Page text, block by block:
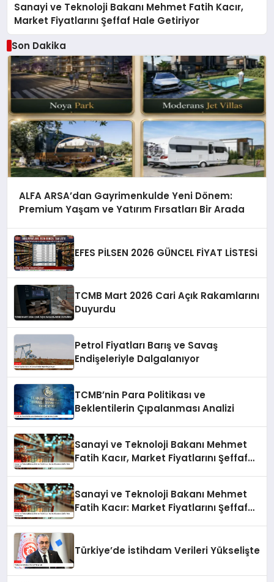
Sanayi ve Teknoloji Bakanı Mehmet Fatih Kacır,
Market Fiyatlarını Şeffaf Hale Getiriyor
Son Dakika
ALFA ARSA’dan Gayrimenkulde Yeni Dönem:
Premium Yaşam ve Yatırım Fırsatları Bir Arada
EFES PİLSEN 2026 GÜNCEL FİYAT LİSTESİ
TCMB Mart 2026 Cari Açık Rakamlarını
Duyurdu
Petrol Fiyatları Barış ve Savaş
Endişeleriyle Dalgalanıyor
TCMB’nin Para Politikası ve
Beklentilerin Çıpalanması Analizi
Sanayi ve Teknoloji Bakanı Mehmet
Fatih Kacır, Market Fiyatlarını Şeffaf
Sanayi ve Teknoloji Bakanı Mehmet
Fatih Kacır: Market Fiyatlarını Şeffaf
Türkiye’de İstihdam Verileri Yükselişte